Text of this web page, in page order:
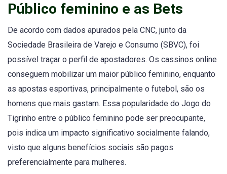
Público feminino e as Bets
De acordo com dados apurados pela CNC, junto da
Sociedade Brasileira de Varejo e Consumo (SBVC), foi
possível traçar o perfil de apostadores. Os cassinos online
conseguem mobilizar um maior público feminino, enquanto
as apostas esportivas, principalmente o futebol, são os
homens que mais gastam. Essa popularidade do Jogo do
Tigrinho entre o público feminino pode ser preocupante,
pois indica um impacto significativo socialmente falando,
visto que alguns benefícios sociais são pagos
preferencialmente para mulheres.